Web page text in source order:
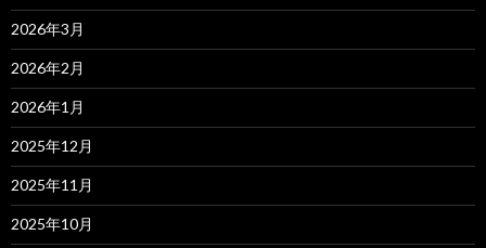
2026年3月
2026年2月
2026年1月
2025年12月
2025年11月
2025年10月